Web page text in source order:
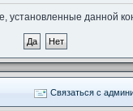
установленные данной
Связаться с